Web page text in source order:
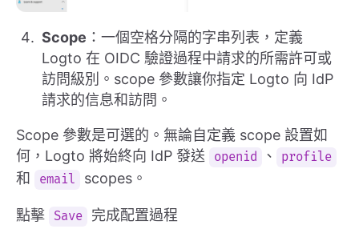
Scope ：一個空格分隔的字串列表，定義
Logto 在 OIDC 驗證過程中請求的所需許可或
訪問級別。scope 參數讓你指定 Logto 向 IdP
請求的信息和訪問。
Scope 參數是可選的。無論自定義 scope 設置如
何，Logto 將始終向 IdP 發送
openid 、 profile
和 email scopes。
點擊 Save 完成配置過程